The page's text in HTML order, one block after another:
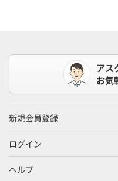
アス
お気
新規会員登録
ログイン
ヘルプ